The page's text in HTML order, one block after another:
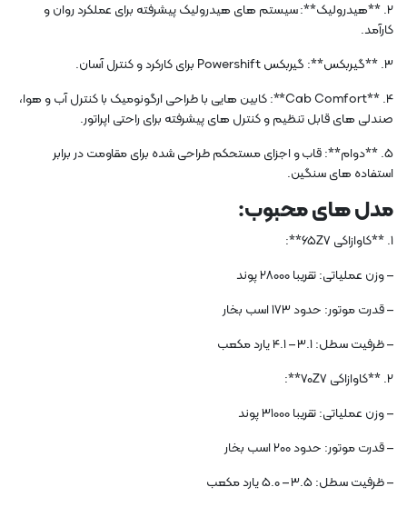
2. **هیدرولیک**: سیستم های هیدرولیک پیشرفته برای عملکرد روان و
کارآمد.
3. **گیربکس**: گیربکس Powershift برای کارکرد و کنترل آسان.
4. **Cab Comfort**: کابین هایی با طراحی ارگونومیک با کنترل آب و هوا،
صندلی های قابل تنظیم و کنترل های پیشرفته برای راحتی اپراتور.
5. **دوام**: قاب و اجزای مستحکم طراحی شده برای مقاومت در برابر
استفاده های سنگین.
مدل های محبوب:
1. **کاوازاکی 65Z7**:
– وزن عملیاتی: تقریبا 28000 پوند
– قدرت موتور: حدود 173 اسب بخار
– ظرفیت سطل: 3.1 – 4.1 یارد مکعب
2. **کاوازاکی 70Z7**:
– وزن عملیاتی: تقریبا 31000 پوند
– قدرت موتور: حدود 200 اسب بخار
– ظرفیت سطل: 3.5 – 5.0 یارد مکعب